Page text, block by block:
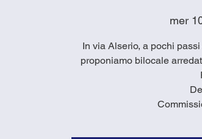
mer
In via Alserio, a pochi
proponiamo bilocale